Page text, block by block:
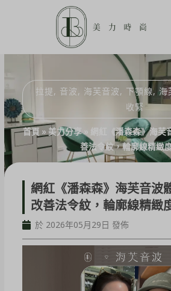
拉提, 音波, 海芙音波, 下顎線, 海
收緊
首頁 » 美力分享» 網紅《潘森森》海芙
善法令紋，輪廓線精緻
網紅《潘森森》海芙音波
改善法令紋，輪廓線精緻
於 2026年05月29日 發佈